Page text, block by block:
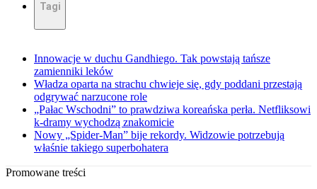
Tagi
Innowacje w duchu Gandhiego. Tak powstają tańsze
zamienniki leków
Władza oparta na strachu chwieje się, gdy poddani przestają
odgrywać narzucone role
„Pałac Wschodni” to prawdziwa koreańska perła. Netfliksowi
k-dramy wychodzą znakomicie
Nowy „Spider-Man” bije rekordy. Widzowie potrzebują
właśnie takiego superbohatera
Promowane treści